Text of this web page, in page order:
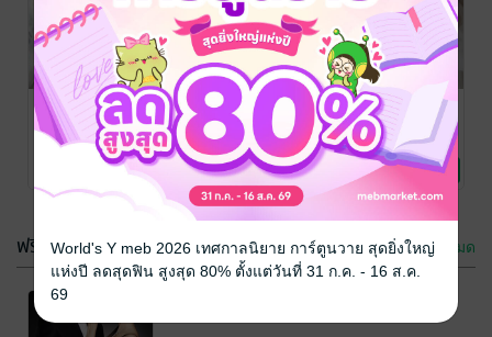
ภากรล่ารัก
รณิชา
นิยายชีวิต/ดรามา
17 Rating
บ่วงปาริฉัตร
รณิชา
นิยายรัก
1 Rating
คนนี้มามี้หนู
รณิชา
นิยายรัก
เหลี่ยมรักเสน่ห์
ร้าย
รณิชา
นิยายรัก
5 Rating
บ่วงปาริฉัตร
รณิชา
นิยายรัก
1 Rating
ฟรีกระจาย ดูทั้งหมด
World's Y meb 2026 เทศกาลนิยาย การ์ตูนวาย สุดยิ่งใหญ่
แห่งปี ลดสุดฟิน สูงสุด 80% ตั้งแต่วันที่ 31 ก.ค. - 16 ส.ค.
69